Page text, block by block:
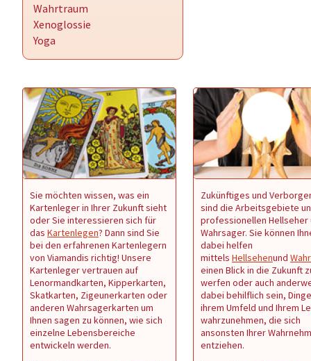
Wahrtraum
Xenoglossie
Yoga
Sie möchten wissen, was ein
Kartenleger in Ihrer Zukunft sieht
oder Sie interessieren sich für
das Kartenlegen? Dann sind Sie
bei den erfahrenen Kartenlegern
von Viamandis richtig! Unsere
Kartenleger vertrauen auf
Lenormandkarten, Kipperkarten,
Skatkarten, Zigeunerkarten oder
anderen Wahrsagerkarten um
Ihnen sagen zu können, wie sich
einzelne Lebensbereiche
entwickeln werden.
Zukünftiges und
sind die Arbeitsgebiete
professionellen Hellseher
Wahrsager. Sie können
dabei helfen
mittels Hellsehenund
einen Blick in die Zukunft
werfen oder auch
dabei behilflich sein,
ihrem Umfeld und Ihrem
wahrzunehmen, die sich
ansonsten Ihrer
entziehen.